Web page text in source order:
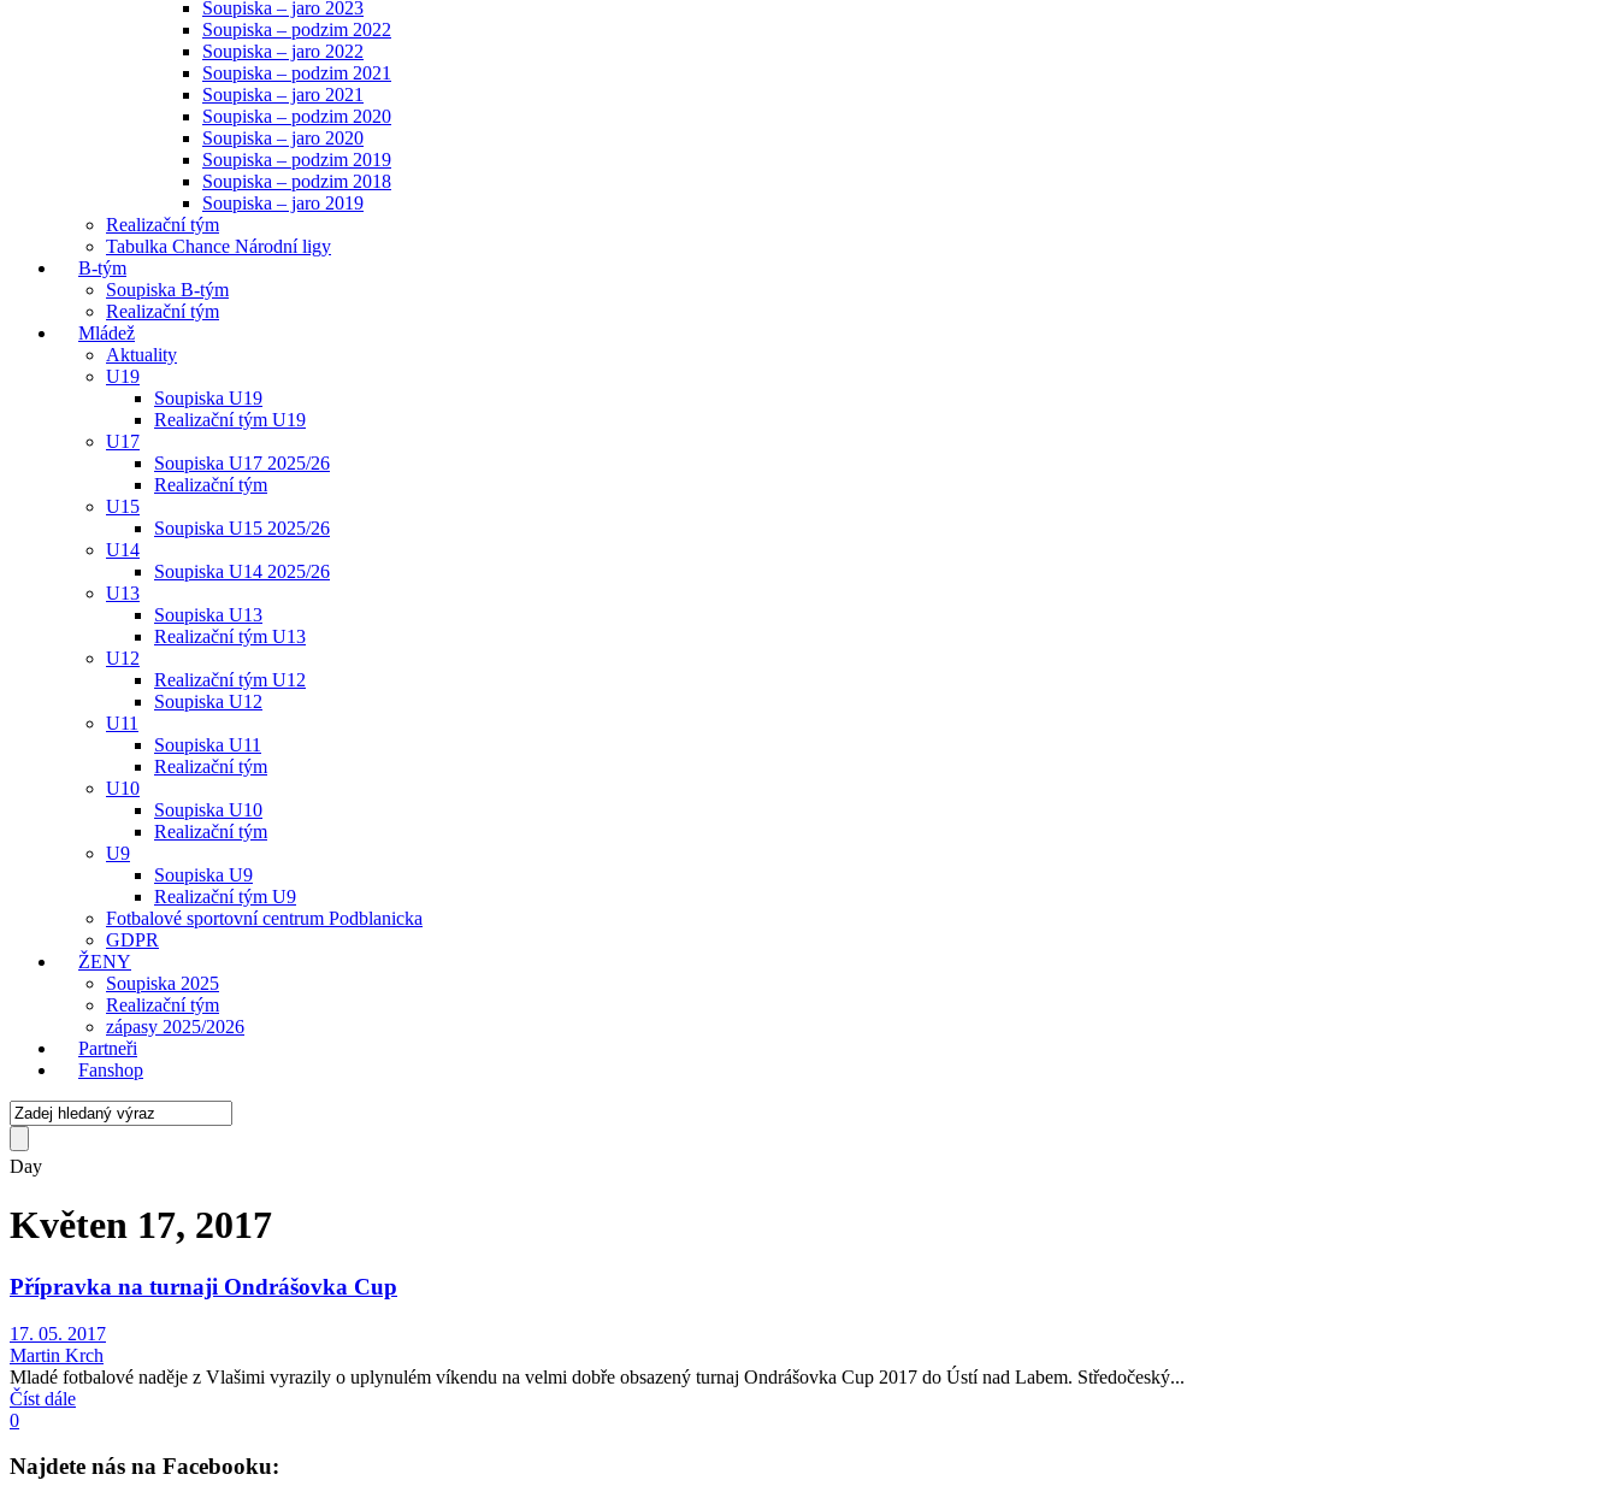
Soupiska – jaro 2023
Soupiska – podzim 2022
Soupiska – jaro 2022
Soupiska – podzim 2021
Soupiska – jaro 2021
Soupiska – podzim 2020
Soupiska – jaro 2020
Soupiska – podzim 2019
Soupiska – podzim 2018
Soupiska – jaro 2019
Realizační tým
Tabulka Chance Národní ligy
B-tým
Soupiska B-tým
Realizační tým
Mládež
Aktuality
U19
Soupiska U19
Realizační tým U19
U17
Soupiska U17 2025/26
Realizační tým
U15
Soupiska U15 2025/26
U14
Soupiska U14 2025/26
U13
Soupiska U13
Realizační tým U13
U12
Realizační tým U12
Soupiska U12
U11
Soupiska U11
Realizační tým
U10
Soupiska U10
Realizační tým
U9
Soupiska U9
Realizační tým U9
Fotbalové sportovní centrum Podblanicka
GDPR
ŽENY
Soupiska 2025
Realizační tým
zápasy 2025/2026
Partneři
Fanshop
Day
Květen 17, 2017
Přípravka na turnaji Ondrášovka Cup
17. 05. 2017
Martin Krch
Mladé fotbalové naděje z Vlašimi vyrazily o uplynulém víkendu na velmi dobře obsazený turnaj Ondrášovka Cup 2017 do Ústí nad Labem. Středočeský...
Číst dále
0
Najdete nás na Facebooku: